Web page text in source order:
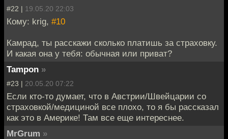
#22 | 19.05.20 22:03
Кому: krig, #10
Камрад, ты расскажи сколько платишь за страховку.
И какая она у тебя: обычная или приват?
Tampon »
#23 | 20.05.20 07:22
Если кто-то думает, что в Австрии/Швейцарии со
страховкой/медициной все плохо, то я бы рассказал
как это в Америке! Там все еще интереснее.
MrGrum »